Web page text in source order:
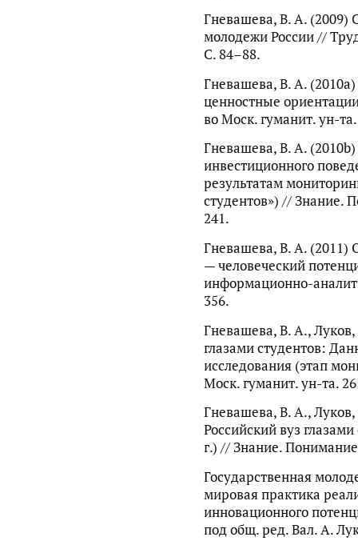
Гневашева, В. А. (2009)
молодежи России //
С. 84–88.
Гневашева, В. А.
ценностные
во Моск. гуманит. ун-
Гневашева, В. А.
инвестиционного
результатам
студентов») // Знание.
241.
Гневашева, В. А. (2011)
— человеческий
информационно-
356.
Гневашева, В. А., Луков,
глазами студентов:
исследования (этап
Моск. гуманит. ун-та.
Гневашева, В. А.,
Российский вуз
г.) // Знание.
Государственная
мировая практика
инновационного
под общ. ред. Вал. А.